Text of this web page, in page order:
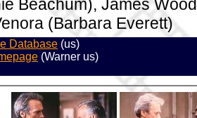
Beachum), James
(Barbara Everett)
Database (us)
(Warner us)